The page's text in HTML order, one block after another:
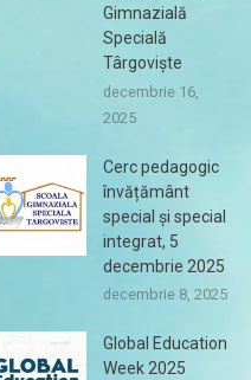
Gimnazială
Specială
Târgoviște
decembrie 16,
2025
Cerc pedagogic
învățământ
special și special
integrat, 5
decembrie 2025
decembrie 8, 2025
Global Education
Week 2025